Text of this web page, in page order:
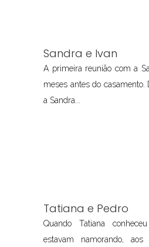
Sandra e Ivan
A primeira reunião com a
meses antes do casamento.
a Sandra...
Tatiana e Pedro
Quando Tatiana
estavam namorando,